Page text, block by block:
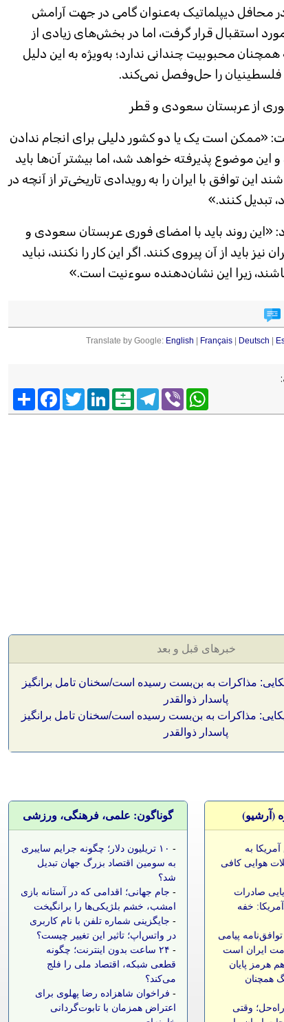
محافل دیپلماتیک به‌عنوان گامی در جهت آرامش
استقبال قرار گرفت، اما در بخش‌های زیادی از
محبوبیت چندانی ندارد؛ به‌ویژه به این دلیل
فلسطینیان را حل‌وفصل نمی‌کند.
از عربستان سعودی و قطر
«ممکن است یک یا دو کشور دلیلی برای انجام ندادن
و این موضوع پذیرفته خواهد شد، اما بیشتر آن‌ها باید
این توافق با ایران را به رویدادی تاریخی‌تر از آنچه در
تبدیل کنند.»
«این روند باید با امضای فوری عربستان سعودی و
باید از آن پیروی کنند. اگر این کار را نکنند، نباید
زیرا این نشان‌دهنده سوءنیت است.»
Translate by Google: English Français| Deutsch
:
اشتراک
FacebookTwitter
LinkedInBalatarin
TelegramViber
WhatsApp
خبرهای قبل و بعد
مذاکرات به بن‌بست رسیده است/سخنان تامل برانگیز
پاسدار ذوالقدر
مذاکرات به بن‌بست رسیده است/سخنان تامل برانگیز
پاسدار ذوالقدر
(آرشيو)
به
هوایی کافی
صادرات
خفه
پیامی
ایران است
هرمز پایان
همچنان
وقتی
گوناگون: علمی، فرهنگی، ورزشی
-
۱۰ تریلیون دلار؛ چگونه جرایم سایبری
به سومین اقتصاد بزرگ جهان تبدیل
شد؟
- جام جهانی؛ اقدامی که در آستانه بازی
امشب، خشم بلژیکی‌ها را برانگیخت
- جایگزینی شماره تلفن با نام کاربری
در واتس‌اپ؛ تاثیر این تغییر چیست؟
-
۲۴ ساعت بدون اینترنت؛ چگونه
قطعی شبکه، اقتصاد ملی را فلج
می‌کند؟
- فراخوان شاهزاده رضا پهلوی برای
اعتراض همزمان با تابوت‌گردانی